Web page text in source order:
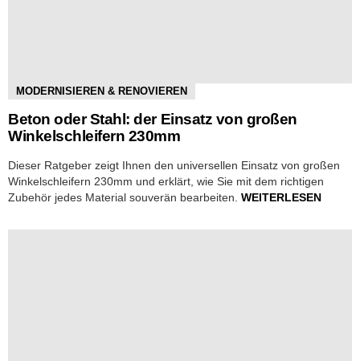
MODERNISIEREN & RENOVIEREN
Beton oder Stahl: der Einsatz von großen
Winkelschleifern 230mm
Dieser Ratgeber zeigt Ihnen den universellen Einsatz von großen
Winkelschleifern 230mm und erklärt, wie Sie mit dem richtigen
Zubehör jedes Material souverän bearbeiten. WEITERLESEN